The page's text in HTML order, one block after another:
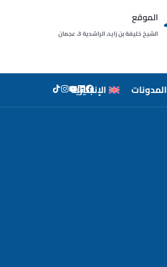
الموقع
الشيخ خليفة بن زايد، الراشدية 3، عجمان
المدونات الإنجليزية